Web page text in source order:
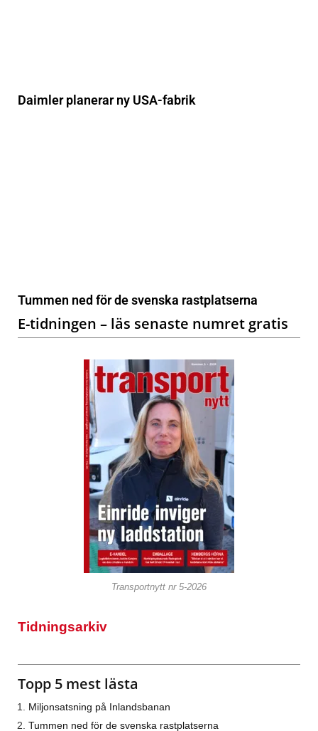
Daimler planerar ny USA-fabrik
Tummen ned för de svenska rastplatserna
E-tidningen – läs senaste numret gratis
Transportnytt nr 5-2026
Tidningsarkiv
Topp 5 mest lästa
Miljonsatsning på Inlandsbanan
Tummen ned för de svenska rastplatserna